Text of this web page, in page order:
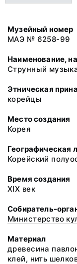
Музейный номер
МАЭ № 6258-99
Наименование,
Струнный
Этническая
корейцы
Место создания
Корея
Географическая
Корейский
Время создания
XIX век
Собиратель-
Министерство
Материал
древесина
клей, нить